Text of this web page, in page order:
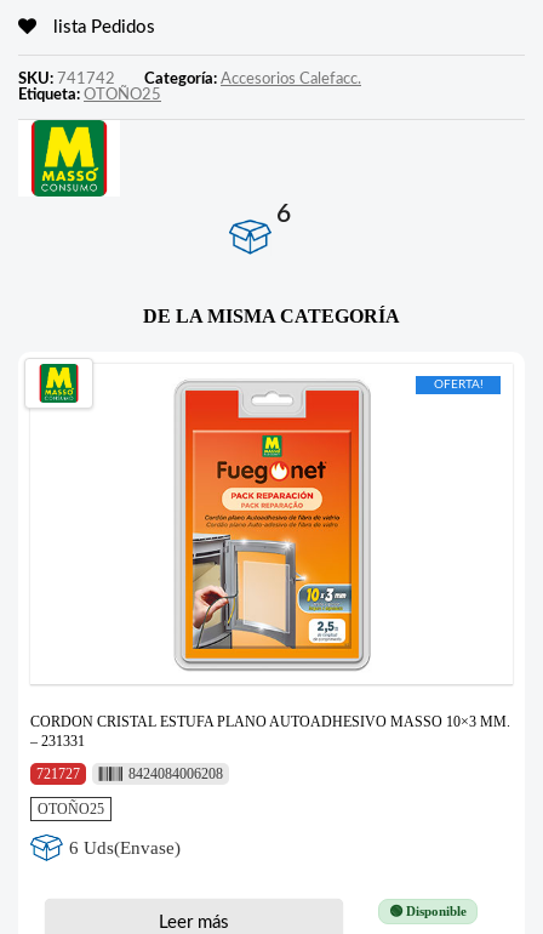
lista Pedidos
SKU: 741742 Categoría: Accesorios Calefacc.
Etiqueta: OTOÑO25
6
DE LA MISMA CATEGORÍA
OFERTA!
CORDON CRISTAL ESTUFA PLANO AUTOADHESIVO MASSO 10×3 MM.
– 231331
721727
8424084006208
OTOÑO25
6 Uds(Envase)
🟢 Disponible
Leer más